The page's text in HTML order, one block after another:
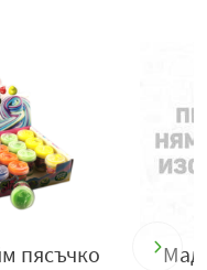
Мад макс butter